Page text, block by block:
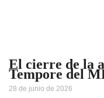
El cierre de la
Tempore del
28 de junio de 2026